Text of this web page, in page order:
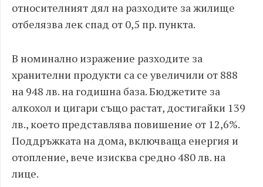
относителният дял на разходите за жилище
отбелязва лек спад от 0,5 пр. пункта.
В номинално изражение разходите за
хранителни продукти са се увеличили от 888
на 948 лв. на годишна база. Бюджетите за
алкохол и цигари също растат, достигайки 139
лв., което представлява повишение от 12,6%.
Поддръжката на дома, включваща енергия и
отопление, вече изисква средно 480 лв. на
лице.